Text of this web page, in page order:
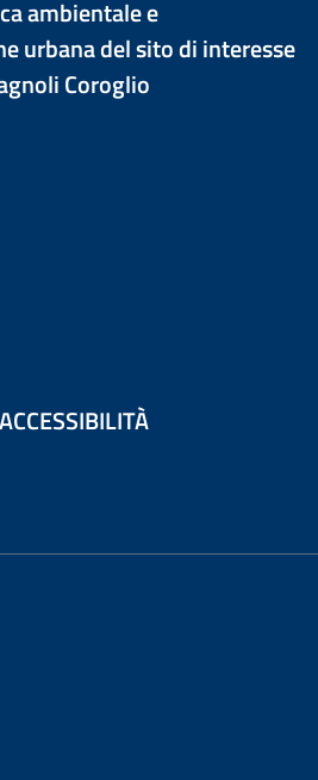
ambientale e
urbana del sito di interesse
Coroglio